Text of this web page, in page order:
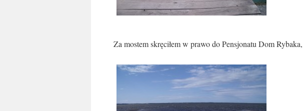
Za mostem skręciłem w prawo do Pensjonatu Dom Rybaka,